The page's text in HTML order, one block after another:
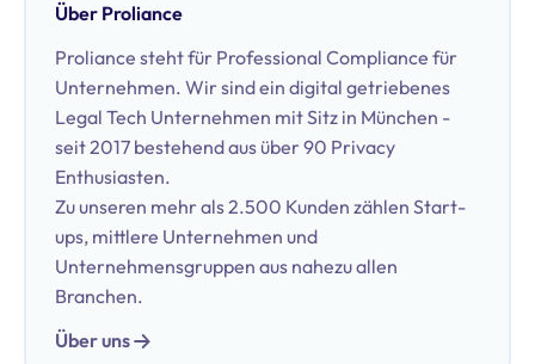
Über Proliance
Proliance steht für Professional Compliance für
Unternehmen. Wir sind ein digital getriebenes
Legal Tech Unternehmen mit Sitz in München -
seit 2017 bestehend aus über 90 Privacy
Enthusiasten.
Zu unseren mehr als 2.500 Kunden zählen Start-
ups, mittlere Unternehmen und
Unternehmensgruppen aus nahezu allen
Branchen.
Über uns